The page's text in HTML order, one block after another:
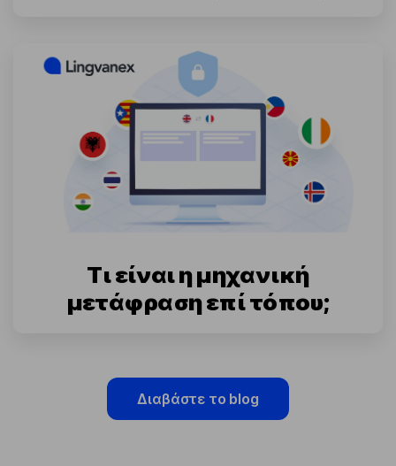
Τι είναι η μηχανική
μετάφραση επί τόπου;
Διαβάστε το blog